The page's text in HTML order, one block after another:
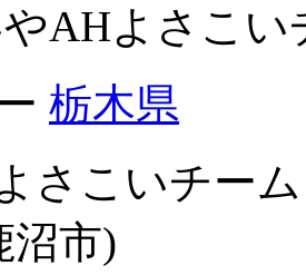
AHよさこい
栃木県
さこいチーム
沼市)